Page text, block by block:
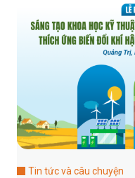
Tin tức và câu chuyện